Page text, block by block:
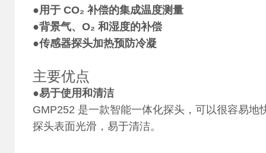
●用于 CO₂ 补偿的集成温度测量
●背景气、O₂ 和湿度的补偿
●传感器探头加热预防冷凝
主要优点
●易于使用和清洁
GMP252 是一款智能一体化探头，可以很容易
探头表面光滑，易于清洁。